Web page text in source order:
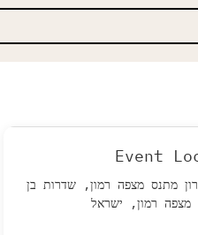
Event
מתנס מצפה רמון, שדרות בן